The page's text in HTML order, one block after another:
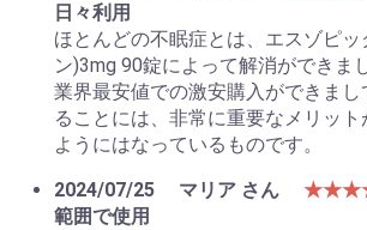
日々利用
ほとんどの不眠症とは、エスゾピッ
ン)3mg 90錠によって解消ができま
業界最安値での激安購入ができまし
ることには、非常に重要なメリット
ようにはなっているものです。
2024/07/25
マリア さん
範囲で使用